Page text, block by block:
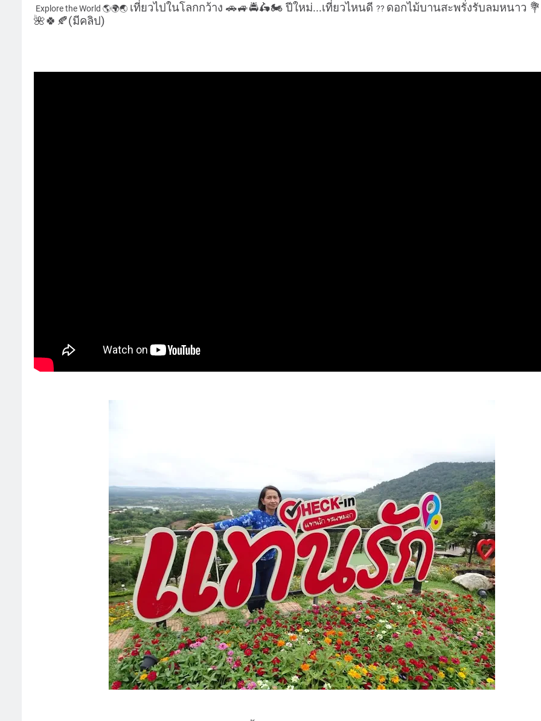
Explore the World 🌎🌍🌏 เที่ยวไปในโลกกว้าง 🚗🚙🚔🛵🏍 ปีใหม่...เที่ยวไหนดี ?? ดอกไม้บานสะพรั่งรับลมหนาว
🌺🍀🍂(มีคลิป)